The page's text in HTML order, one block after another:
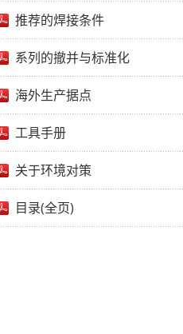
推荐的焊接条件
系列的撤并与标准化
海外生产据点
工具手册
关于环境对策
目录(全页)